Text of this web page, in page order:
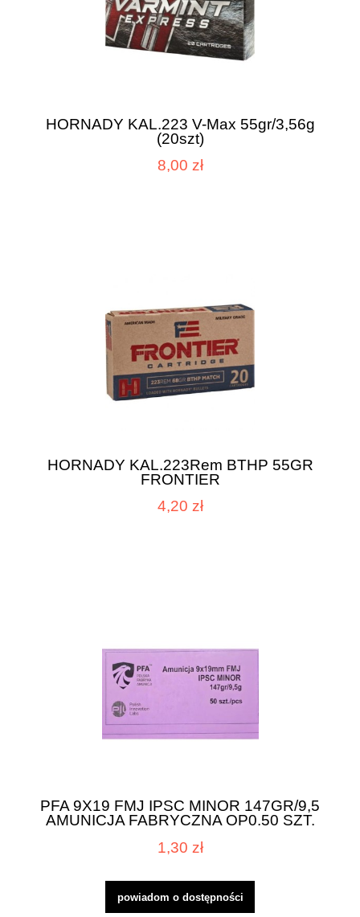
HORNADY KAL.223 V-Max 55gr/3,56g
(20szt)
8,00 zł
HORNADY KAL.223Rem BTHP 55GR
FRONTIER
4,20 zł
PFA 9X19 FMJ IPSC MINOR 147GR/9,5
AMUNICJA FABRYCZNA OP0.50 SZT.
1,30 zł
powiadom o dostępności